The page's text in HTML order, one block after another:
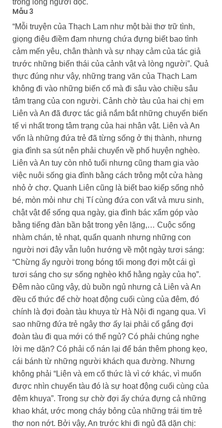
Mẫu 3
“Mỗi truyện của Thạch Lam như một bài thơ trữ tình,
giọng điệu điềm đạm nhưng chứa đựng biết bao tình
cảm mến yêu, chân thành và sự nhạy cảm của tác giả
trước những biến thái của cảnh vật và lòng người”. Quả
thực đúng như vậy, những trang văn của Thạch Lam
không đi vào những biến cố mà đi sâu vào chiều sâu
tâm trạng của con người. Cảnh chờ tàu của hai chị em
Liên và An đã được tác giả nắm bắt những chuyển biến
tế vi nhất trong tâm trạng của hai nhân vật. Liên và An
vốn là những đứa trẻ đã từng sống ở thị thành, nhưng
gia đình sa sút nên phải chuyển về phố huyện nghèo.
Liên và An tuy còn nhỏ tuổi nhưng cũng tham gia vào
việc nuôi sống gia đình bằng cách trông một cửa hàng
nhỏ ở chợ. Quanh Liên cũng là biết bao kiếp sống nhỏ
bé, mòn mỏi như chị Tí cùng đứa con vất vả mưu sinh,
chật vật để sống qua ngày, gia đình bác xẩm góp vào
bằng tiếng đàn bần bật trong yên lặng,… Cuộc sống
nhàm chán, tẻ nhạt, quẩn quanh nhưng những con
người nơi đây vẫn luôn hướng về một ngày tươi sáng:
“Chừng ấy người trong bóng tối mong đợi một cái gì
tươi sáng cho sự sống nghèo khổ hằng ngày của họ”.
Đêm nào cũng vậy, dù buồn ngủ nhưng cả Liên và An
đều cố thức để chờ hoạt động cuối cùng của đêm, đó
chính là đợi đoàn tàu khuya từ Hà Nội đi ngang qua. Vì
sao những đứa trẻ ngây thơ ấy lại phải cố gắng đợi
đoàn tàu đi qua mới có thể ngủ? Có phải chúng nghe
lời mẹ dặn? Có phải cố nán lại để bán thêm phong kẹo,
cái bánh từ những người khách qua đường. Nhưng
không phải “Liên và em cố thức là vì cớ khác, vì muốn
được nhìn chuyến tàu đó là sự hoạt động cuối cùng của
đêm khuya”. Trong sự chờ đợi ấy chứa đựng cả những
khao khát, ước mong cháy bỏng của những trái tim trẻ
thơ non nớt. Bởi vậy, An trước khi đi ngủ đã dặn chị: